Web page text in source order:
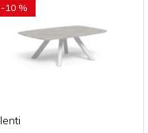
-10 %